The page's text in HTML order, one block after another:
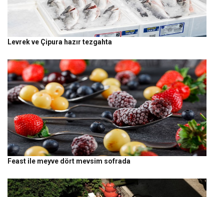
Levrek ve Çipura hazır tezgahta
Feast ile meyve dört mevsim sofrada